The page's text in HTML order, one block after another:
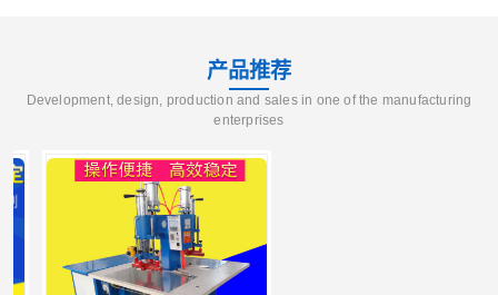
产品推荐
Development, design, production and sales in one of the manufacturing
enterprises